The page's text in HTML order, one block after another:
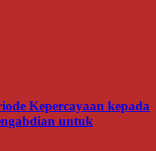
Kepercayaan kepada
untuk